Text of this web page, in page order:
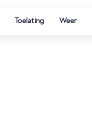
Toelating Weer